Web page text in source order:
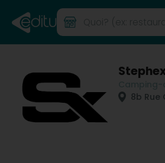
8b Rue